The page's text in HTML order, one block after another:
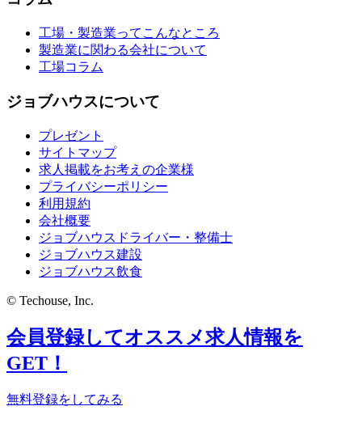
工場・製造業ってこんなところ
製造業に関わる会社について
工場コラム
ジョブハウスについて
プレゼント
サイトマップ
求人掲載をお考えの企業様
プライバシーポリシー
利用規約
会社概要
ジョブハウスドライバー・整備士
ジョブハウス建設
ジョブハウス飲食
© Techouse, Inc.
会員登録してオススメ求人情報を
GET！
無料登録をしてみる